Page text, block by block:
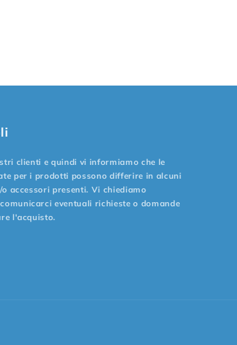
clienti e quindi vi informiamo che le
per i prodotti possono differire in alcuni
accessori presenti. Vi chiediamo
eventuali richieste o domande
l'acquisto.